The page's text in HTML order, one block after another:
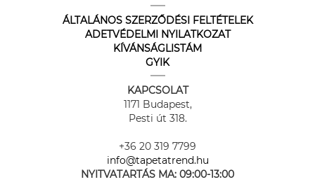
ÁLTALÁNOS SZERZŐDÉSI FELTÉTELEK
ADETVÉDELMI NYILATKOZAT
KÍVÁNSÁGLISTÁM
GYIK
KAPCSOLAT
1171 Budapest,
Pesti út 318.
+36 20 319 7799
info@tapetatrend.hu
NYITVATARTÁS MA: 09:00-13:00